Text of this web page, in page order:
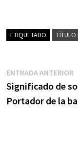
ETIQUETADO TÍTULO
Navegación
de
ENTRADA ANTERIOR
Significado de
Portador de la